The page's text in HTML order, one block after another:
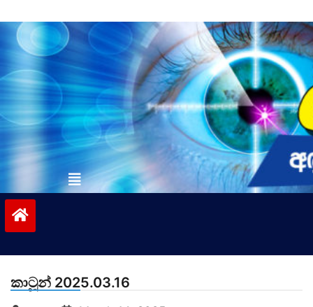
to
contentvinivida.lk
කාටූන් 2025.03.16